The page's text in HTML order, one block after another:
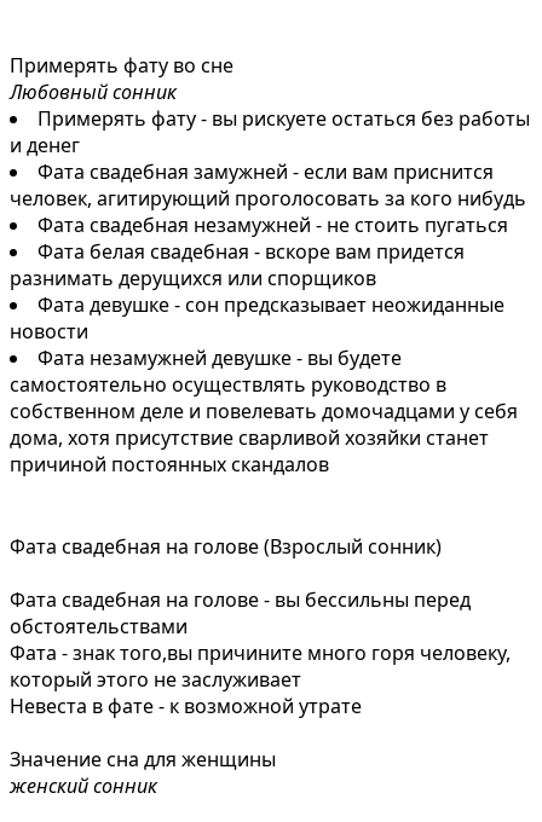
Примерять фату во сне
Любовный сонник
Примерять фату - вы рискуете остаться без работы
и денег
Фата свадебная замужней - если вам приснится
человек, агитирующий проголосовать за кого нибудь
Фата свадебная незамужней - не стоить пугаться
Фата белая свадебная - вскоре вам придется
разнимать дерущихся или спорщиков
Фата девушке - сон предсказывает неожиданные
новости
Фата незамужней девушке - вы будете
самостоятельно осуществлять руководство в
собственном деле и повелевать домочадцами у себя
дома, хотя присутствие сварливой хозяйки станет
причиной постоянных скандалов
Фата свадебная на голове (Взрослый сонник)
Фата свадебная на голове - вы бессильны перед
обстоятельствами
Фата - знак того,вы причините много горя человеку,
который этого не заслуживает
Невеста в фате - к возможной утрате
Значение сна для женщины
женский сонник